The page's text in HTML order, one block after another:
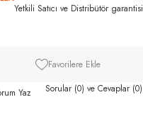
Yetkili Satıcı ve Distribütör garantisi
Favorilere Ekle
Yaz Sorular (0) ve Cevaplar (0)